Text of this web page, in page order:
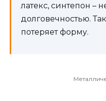
латекс, синтепон –
долговечностью.
потеряет форму.